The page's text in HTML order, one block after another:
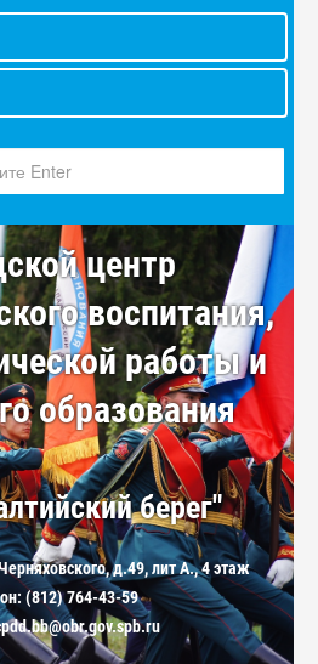
центр
воспитания,
работы и
образования
берег"
д.49, лит А., 4 этаж
(812) 764-43-59